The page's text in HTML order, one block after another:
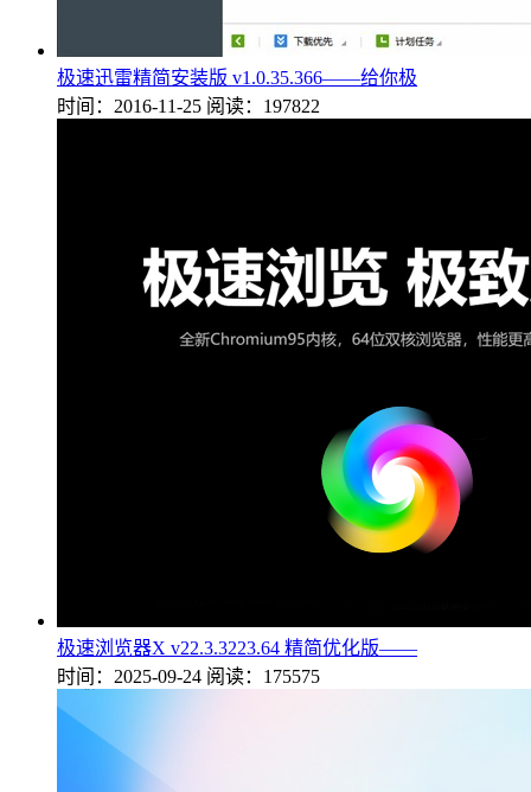
极速迅雷精简安装版 v1.0.35.366——给你极
时间：2016-11-25 阅读：197822
极速浏览器X v22.3.3223.64 精简优化版——
时间：2025-09-24 阅读：175575